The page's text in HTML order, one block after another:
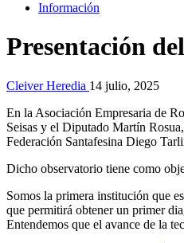
Información
Presentación
Cleiver Heredia 14 julio, 2025
En la Asociación Empresaria de
Seisas y el Diputado Martín
Federación Santafesina Diego
Dicho observatorio tiene como
Somos la primera institución que
que permitirá obtener un primer
Entendemos que el avance de la